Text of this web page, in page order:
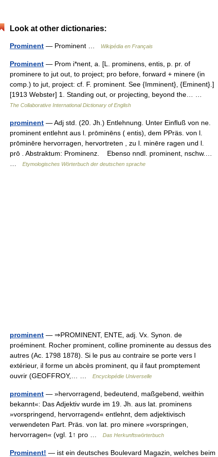
Look at other dictionaries:
Prominent — Prominent … Wikipédia en Français
Prominent — Prom i*nent, a. [L. prominens, entis, p. pr. of
prominere to jut out, to project; pro before, forward + minere (in
comp.) to jut, project: cf. F. prominent. See {Imminent}, {Eminent}.]
[1913 Webster] 1. Standing out, or projecting, beyond the… …
The Collaborative International Dictionary of English
prominent — Adj std. (20. Jh.) Entlehnung. Unter Einfluß von ne.
prominent entlehnt aus l. prōminēns ( entis), dem PPräs. von l.
prōminēre hervorragen, hervortreten , zu l. minēre ragen und l.
prō . Abstraktum: Prominenz. Ebenso nndl. prominent, nschw.…
Etymologisches Wörterbuch der deutschen sprache
prominent — ⇒PROMINENT, ENTE, adj. Vx. Synon. de
proéminent. Rocher prominent, colline prominente au dessus des
autres (Ac. 1798 1878). Si le pus au contraire se porte vers l
extérieur, il forme un abcès prominent, qu il faut promptement
ouvrir (GEOFFROY,… …
Encyclopédie Universelle
prominent — »hervorragend, bedeutend, maßgebend, weithin
bekannt«: Das Adjektiv wurde im 19. Jh. aus lat. prominens
»vorspringend, hervorragend« entlehnt, dem adjektivisch
verwendeten Part. Präs. von lat. pro minere »vorspringen,
hervorragen« (vgl. 1↑ pro …
Das Herkunftswörterbuch
Prominent! — ist ein deutsches Boulevard Magazin, welches beim